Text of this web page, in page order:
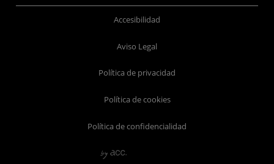
Accesibilidad
Aviso Legal
Política de privacidad
Política de cookies
Política de confidencialidad